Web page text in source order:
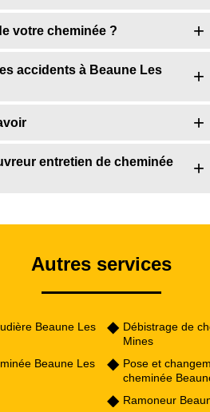
votre cheminée ?
accidents à Beaune Les
entretien de cheminée
Autres services
Beaune Les
Beaune Les
Débistrage de
Mines
Pose et
cheminée
Ramoneur